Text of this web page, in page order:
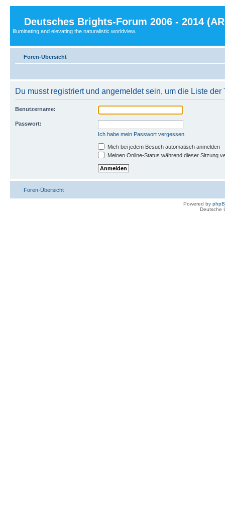
Deutsches Brights-Forum 2006 - 2014
Illuminating and elevating the naturalistic worldview.
Foren-Übersicht
Du musst registriert und angemeldet sein, um die Liste
Benutzername:
Passwort:
Ich habe mein Passwort vergessen
Mich bei jedem Besuch automatisch anmelden
Meinen Online-Status während dieser Sitzung
Foren-Übersicht
Powered by
Deutsche